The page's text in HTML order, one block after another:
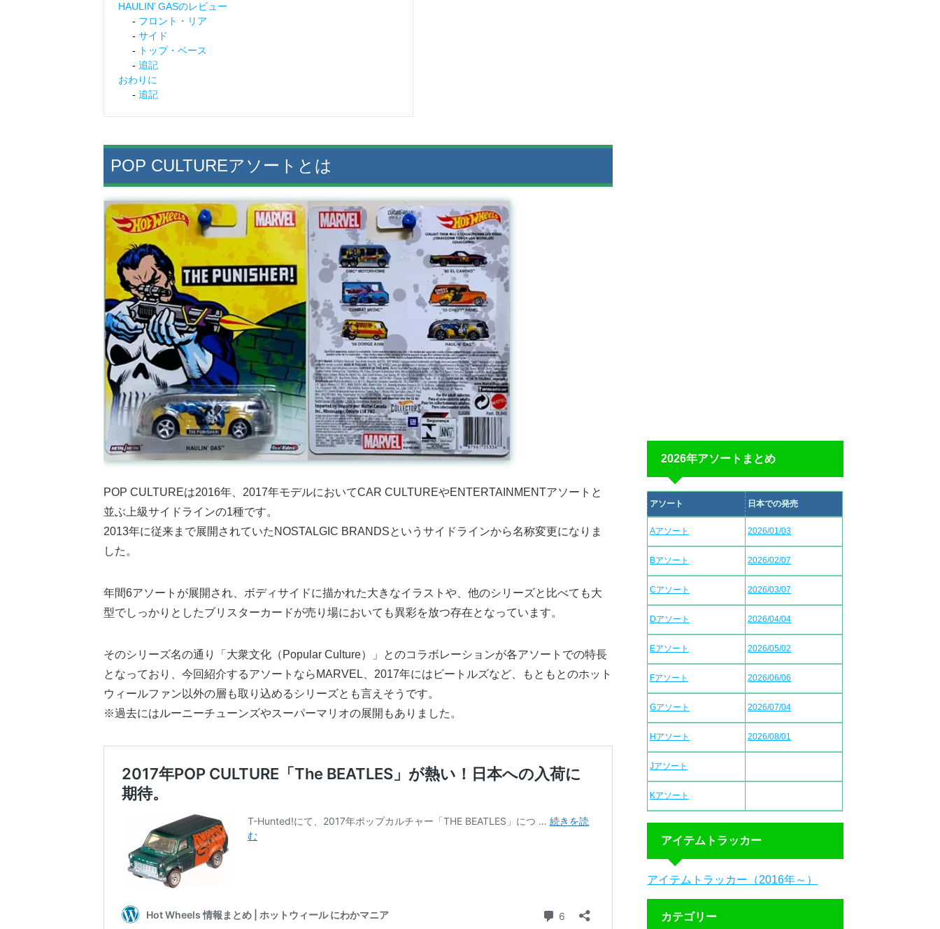
HAULIN’ GASのレビュー
フロント・リア
サイド
トップ・ベース
追記
おわりに
追記
POP CULTUREアソートとは
POP CULTUREは2016年、2017年モデルにおいてCAR CULTUREやENTERTAINMENTアソートと
並ぶ上級サイドラインの1種です。
2013年に従来まで展開されていたNOSTALGIC BRANDSというサイドラインから名称変更になりま
した。
年間6アソートが展開され、ボディサイドに描かれた大きなイラストや、他のシリーズと比べても大
型でしっかりとしたブリスターカードが売り場においても異彩を放つ存在となっています。
そのシリーズ名の通り「大衆文化（Popular Culture）」とのコラボレーションが各アソートでの特長
となっており、今回紹介するアソートならMARVEL、2017年にはビートルズなど、もともとのホット
ウィールファン以外の層も取り込めるシリーズとも言えそうです。
※過去にはルーニーチューンズやスーパーマリオの展開もありました。
2026年アソートまとめ
アソート 日本での発売
Aアソート 2026/01/03
Bアソート 2026/02/07
Cアソート 2026/03/07
Dアソート 2026/04/04
Eアソート 2026/05/02
Fアソート 2026/06/06
Gアソート 2026/07/04
Hアソート 2026/08/01
Jアソート
Kアソート
アイテムトラッカー
アイテムトラッカー（2016年～）
カテゴリー